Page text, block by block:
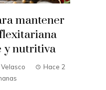
mantener
y nutritiva
Hace 2